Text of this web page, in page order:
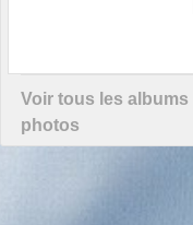
Voir tous les albums
photos